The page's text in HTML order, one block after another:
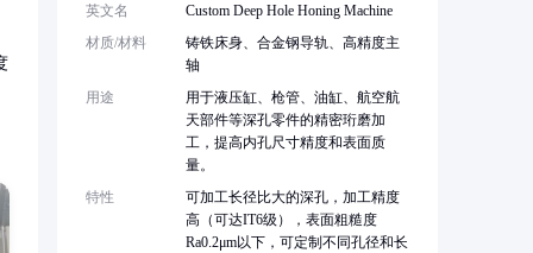
英文名
Custom Deep Hole Honing Machine
材质/材料
铸铁床身、合金钢导轨、高精度主
轴
用途
用于液压缸、枪管、油缸、航空航
天部件等深孔零件的精密珩磨加
工，提高内孔尺寸精度和表面质
量。
特性
可加工长径比大的深孔，加工精度
高（可达IT6级），表面粗糙度
Ra0.2μm以下，可定制不同孔径和长